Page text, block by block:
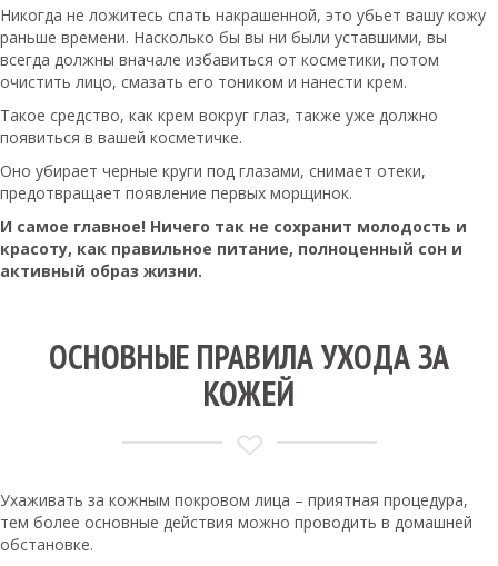
Никогда не ложитесь спать накрашенной, это убьет вашу кожу
раньше времени. Насколько бы вы ни были уставшими, вы
всегда должны вначале избавиться от косметики, потом
очистить лицо, смазать его тоником и нанести крем.
Такое средство, как крем вокруг глаз, также уже должно
появиться в вашей косметичке.
Оно убирает черные круги под глазами, снимает отеки,
предотвращает появление первых морщинок.
И самое главное! Ничего так не сохранит молодость и
красоту, как правильное питание, полноценный сон и
активный образ жизни.
ОСНОВНЫЕ ПРАВИЛА УХОДА ЗА
КОЖЕЙ
Ухаживать за кожным покровом лица – приятная процедура,
тем более основные действия можно проводить в домашней
обстановке.